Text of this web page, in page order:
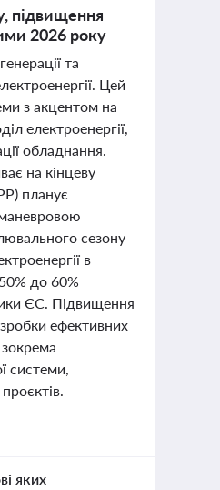
підвищення
2026 року
та
Цей
з акцентом на
електроенергії,
обладнання.
на кінцеву
планує
сезону
в
до 60%
ЄС. Підвищення
ефективних
системи,
яких